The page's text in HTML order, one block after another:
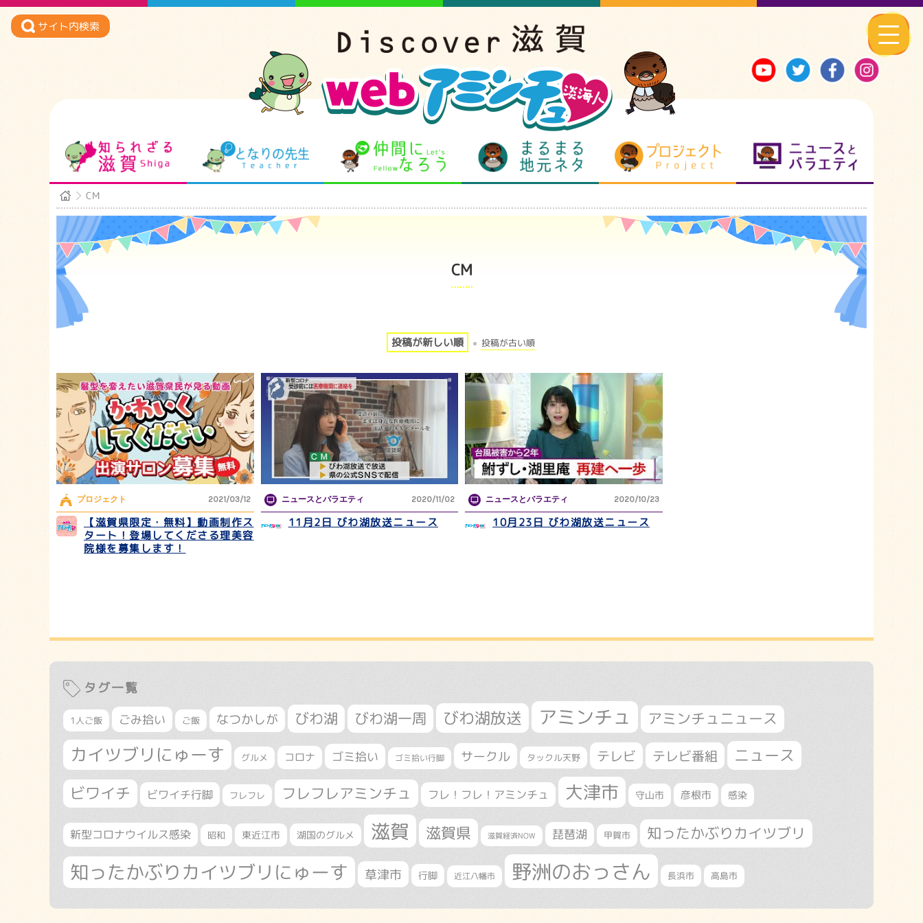
サイト内検索
知られざる滋賀 となりの先生 仲間になろう まるまる地元ネタ プロジェクト
CM
CM
投稿が新しい順 投稿が古い順
プロジェクト 2021/03/12
【滋賀県限定・無料】動画制作ス
タート！登場してくださる理美容
院様を募集します！
ニュースとバラエティ 2020/11/02
11月2日 びわ湖放送ニュース
ニュースとバラエティ 2020/10/23
10月23日 びわ湖放送ニュース
タグ一覧
1人ご飯 ごみ拾い ご飯 なつかしが びわ湖 びわ湖一周 びわ湖放送 アミンチュ アミンチュニュース
カイツブリにゅーす グルメ コロナ ゴミ拾い ゴミ拾い行脚 サークル タックル天野 テレビ テレビ番組 ニュース
ビワイチ ビワイチ行脚 フレフレ フレフレアミンチュ フレ！フレ！アミンチュ 大津市 守山市 彦根市 感染
新型コロナウイルス感染 昭和 東近江市 湖国のグルメ 滋賀 滋賀県 滋賀経済NOW 琵琶湖 甲賀市 知ったかぶりカイツブリ
知ったかぶりカイツブリにゅーす 草津市 行脚 近江八幡市 野洲のおっさん 長浜市 高島市